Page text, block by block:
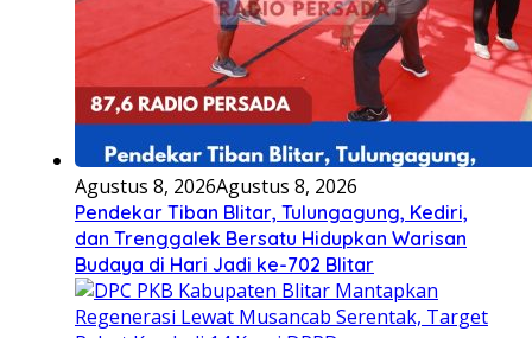
Agustus 8, 2026Agustus 8, 2026
Pendekar Tiban Blitar, Tulungagung, Kediri,
dan Trenggalek Bersatu Hidupkan Warisan
Budaya di Hari Jadi ke-702 Blitar